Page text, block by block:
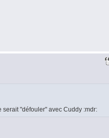
"défouler" avec Cuddy :mdr: